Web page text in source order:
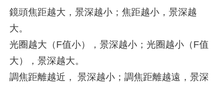
鏡頭焦距越大，景深越小；焦距越小，景深越
大。
光圈越大（F值小），景深越小；光圈越小（F值
大），景深越大。
調焦距離越近， 景深越小；調焦距離越遠，景深